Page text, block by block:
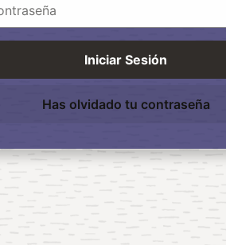
Iniciar Sesión
Has olvidado tu contraseña